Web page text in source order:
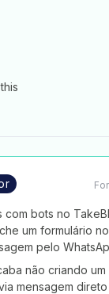
com bots no
um formulário
pelo
não criando
mensagem